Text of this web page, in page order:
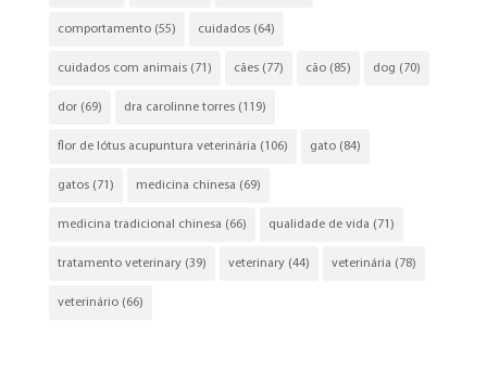
comportamento(55) cuidados(64)
cuidados com animais(71) cães(77) cão(85) dog (70)
dor(69) dra carolinne torres(119)
flor de lótus acupuntura veterinária (106) gato(84)
gatos(71) medicina chinesa (69)
medicina tradicional chinesa (66) qualidade de vida (71)
tratamento veterinary(39) veterinary(44) veterinária (78)
veterinário(66)